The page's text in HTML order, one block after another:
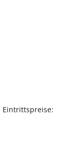
Eintrittspreise: